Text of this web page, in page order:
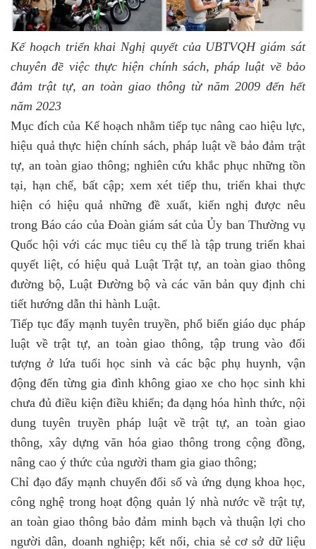
Kế hoạch triển khai Nghị quyết của UBTVQH giám sát
chuyên đề việc thực hiện chính sách, pháp luật về bảo
đảm trật tự, an toàn giao thông từ năm 2009 đến hết
năm 2023
Mục đích của Kế hoạch nhằm tiếp tục nâng cao hiệu lực,
hiệu quả thực hiện chính sách, pháp luật về bảo đảm trật
tự, an toàn giao thông; nghiên cứu khắc phục những tồn
tại, hạn chế, bất cập; xem xét tiếp thu, triển khai thực
hiện có hiệu quả những đề xuất, kiến nghị được nêu
trong Báo cáo của Đoàn giám sát của Ủy ban Thường vụ
Quốc hội với các mục tiêu cụ thể là tập trung triển khai
quyết liệt, có hiệu quả Luật Trật tự, an toàn giao thông
đường bộ, Luật Đường bộ và các văn bản quy định chi
tiết hướng dẫn thi hành Luật.
Tiếp tục đẩy mạnh tuyên truyền, phổ biến giáo dục pháp
luật về trật tự, an toàn giao thông, tập trung vào đối
tượng ở lứa tuổi học sinh và các bậc phụ huynh, vận
động đến từng gia đình không giao xe cho học sinh khi
chưa đủ điều kiện điều khiển; đa dạng hóa hình thức, nội
dung tuyên truyền pháp luật về trật tự, an toàn giao
thông, xây dựng văn hóa giao thông trong cộng đồng,
nâng cao ý thức của người tham gia giao thông;
Chỉ đạo đẩy mạnh chuyển đổi số và ứng dụng khoa học,
công nghệ trong hoạt động quản lý nhà nước về trật tự,
an toàn giao thông bảo đảm minh bạch và thuận lợi cho
người dân, doanh nghiệp; kết nối, chia sẻ cơ sở dữ liệu